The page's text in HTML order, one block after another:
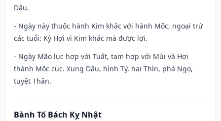
Dậu.
- Ngày này thuộc hành Kim khắc với hành Mộc, ngoại trừ
các tuổi: Kỷ Hợi vì Kim khắc mà được lợi.
- Ngày Mão lục hợp với Tuất, tam hợp với Mùi và Hợi
thành Mộc cục. Xung Dậu, hình Tý, hại Thìn, phá Ngọ,
tuyệt Thân.
Bành Tổ Bách Kỵ Nhật